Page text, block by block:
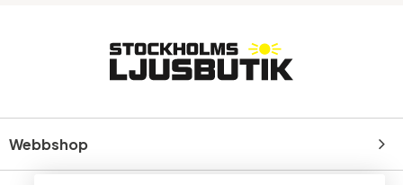
Webbshop